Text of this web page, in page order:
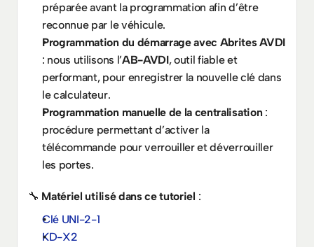
préparée avant la programmation afin d’être
reconnue par le véhicule.
Programmation du démarrage avec Abrites AVDI
: nous utilisons l’AB-AVDI, outil fiable et
performant, pour enregistrer la nouvelle clé dans
le calculateur.
Programmation manuelle de la centralisation :
procédure permettant d’activer la
télécommande pour verrouiller et déverrouiller
les portes.
🔧 Matériel utilisé dans ce tutoriel :
Clé UNI-2-1
KD-X2